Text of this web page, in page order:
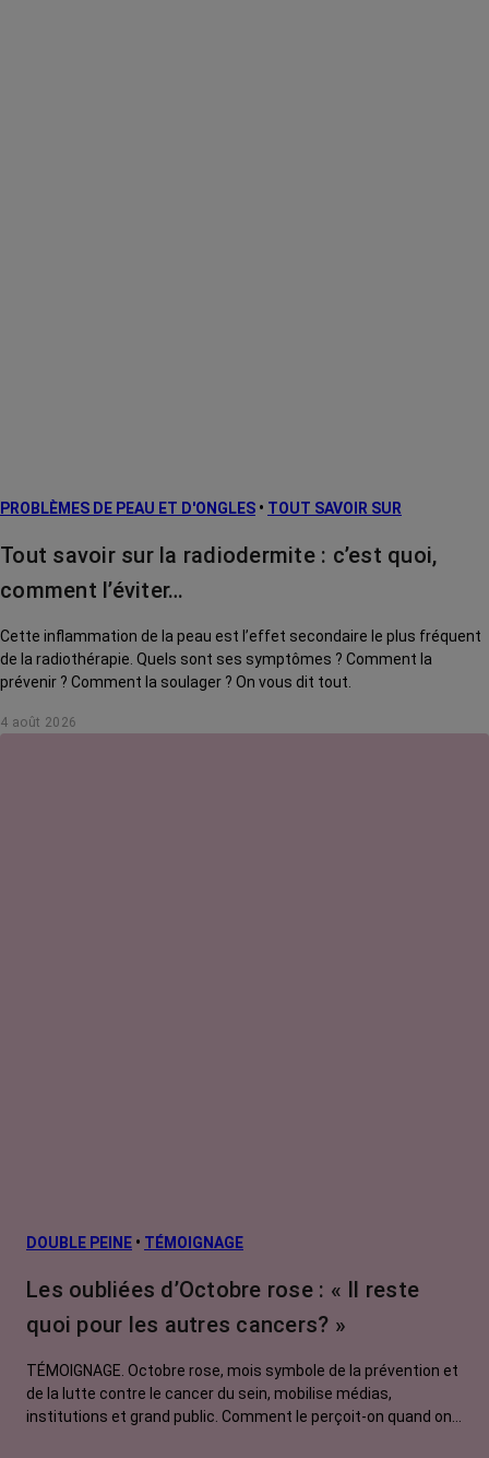
PROBLÈMES DE PEAU ET D'ONGLES • TOUT SAVOIR SUR
Tout savoir sur la radiodermite : c’est quoi,
comment l’éviter…
Cette inflammation de la peau est l’effet secondaire le plus fréquent
de la radiothérapie. Quels sont ses symptômes ? Comment la
prévenir ? Comment la soulager ? On vous dit tout.
4 août 2026
DOUBLE PEINE • TÉMOIGNAGE
Les oubliées d’Octobre rose : « Il reste
quoi pour les autres cancers? »
TÉMOIGNAGE. Octobre rose, mois symbole de la prévention et
de la lutte contre le cancer du sein, mobilise médias,
institutions et grand public. Comment le perçoit-on quand on